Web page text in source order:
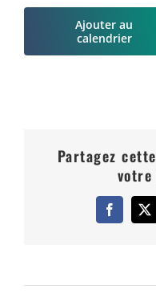
Ajouter au
calendrier
Partagez
Facebook
X